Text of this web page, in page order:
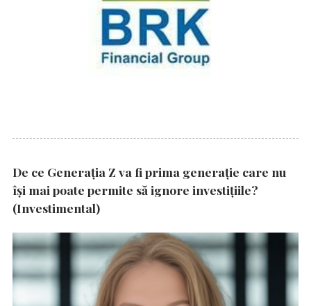
De ce Generația Z va fi prima generație care nu
își mai poate permite să ignore investițiile?
(Investimental)